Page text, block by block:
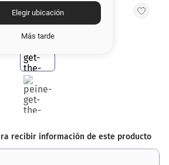
Elegir ubicación
Más tarde